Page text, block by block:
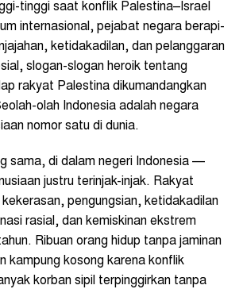
tinggi saat konflik Palestina–Israel
internasional, pejabat negara berapi-
ketidakadilan, dan pelanggaran
slogan-slogan heroik tentang
rakyat Palestina dikumandangkan
olah Indonesia adalah negara
nomor satu di dunia.
sama, di dalam negeri Indonesia —
justru terinjak-injak. Rakyat
pengungsian, ketidakadilan
rasial, dan kemiskinan ekstrem
Ribuan orang hidup tanpa jaminan
kampung kosong karena konflik
korban sipil terpinggirkan tanpa